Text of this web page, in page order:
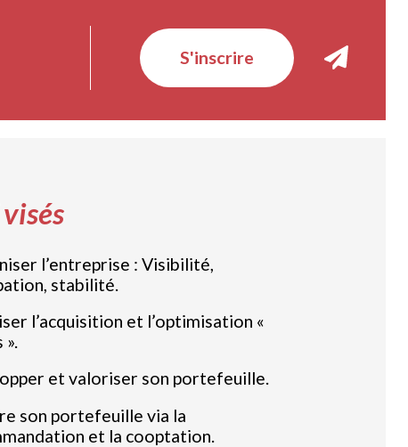
S'inscrire
l’entreprise : Visibilité,
stabilité.
l’acquisition et l’optimisation «
».
et valoriser son portefeuille.
son portefeuille via la
et la cooptation.